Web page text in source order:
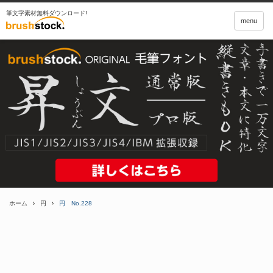
筆文字素材無料ダウンロード!
menu
ホーム 円 円 No.228